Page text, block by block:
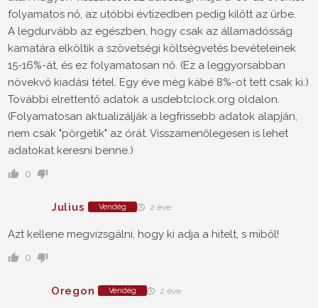
folyamatos nő, az utóbbi évtizedben pedig kilőtt az űrbe.
A legdurvább az egészben, hogy csak az államadósság
kamatára elköltik a szövetségi költségvetés bevételeinek
15-16%-át, és ez folyamatosan nő. (Ez a leggyorsabban
növekvő kiadási tétel. Egy éve még kábé 8%-ot tett csak ki.)
További elrettentő adatok a usdebtclock.org oldalon.
(Folyamatosan aktualizálják a legfrissebb adatok alapján,
nem csak "pörgetik" az órát. Visszamenőlegesen is lehet
adatokat keresni benne.)
0
Julius Vendég 2 éve
Azt kellene megvizsgálni, hogy ki adja a hitelt, s miből!
0
Oregon Vendég 2 éve